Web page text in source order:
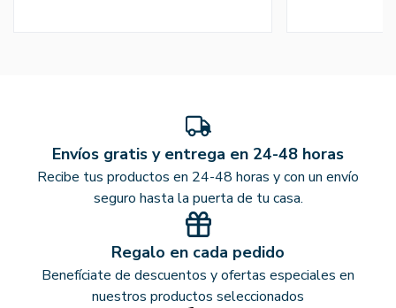
Envíos gratis y entrega en 24-48 horas
Recibe tus productos en 24-48 horas y con un envío
seguro hasta la puerta de tu casa.
Regalo en cada pedido
Benefíciate de descuentos y ofertas especiales en
nuestros productos seleccionados